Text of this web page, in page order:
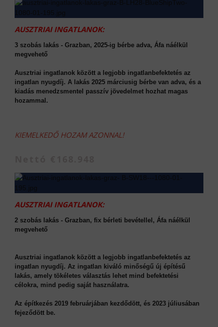
AUSZTRIAI INGATLANOK:
3 szobás lakás - Grazban, 2025-ig bérbe adva, Áfa náélkül
megvehető
Ausztriai ingatlanok között a legjobb ingatlanbefektetés az
ingatlan nyugdíj. A lakás 2025 márciusig bérbe van adva, és a
kiadás menedzsmentel passzív jövedelmet hozhat magas
hozammal.
KIEMELKEDŐ HOZAM AZONNAL!
AUSZTRIAI INGATLANOK:
2 szobás lakás - Grazban, fix bérleti bevétellel, Áfa náélkül
megvehető
Ausztriai ingatlanok között a legjobb ingatlanbefektetés az
ingatlan nyugdíj. Az ingatlan kiváló minőségű új építésű
lakás, amely tökéletes választás lehet mind befektetési
célokra, mind pedig saját használatra.
Az építkezés 2019 februárjában kezdődött, és 2023 júliusában
fejeződött be.